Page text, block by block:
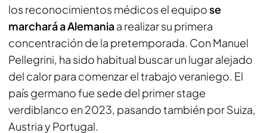
los reconocimientos médicos el equipose
marchará a Alemaniaa realizar su primera
concentración de la pretemporada. Con Manuel
Pellegrini, ha sido habitual buscar un lugar alejado
del calor para comenzar el trabajo veraniego. El
país germano fue sede del primer stage
verdiblanco en 2023, pasando también por Suiza,
Austria y Portugal.